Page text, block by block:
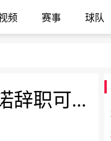
频 赛事 球队
卷入巴洛贡红牌事件风波！标晚：FIFA主席因凡蒂诺辞职可能性低